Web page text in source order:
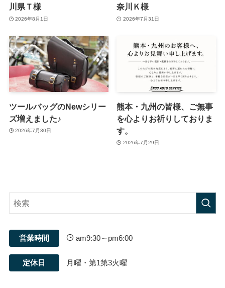
川県Ｔ様
2026年8月1日
奈川Ｋ様
2026年7月31日
ツールバッグのNewシリー
ズ増えました♪
2026年7月30日
熊本・九州の皆様、ご無事
を心よりお祈りしておりま
す。
2026年7月29日
営業時間 am9:30～pm6:00
定休日 月曜・第1第3火曜